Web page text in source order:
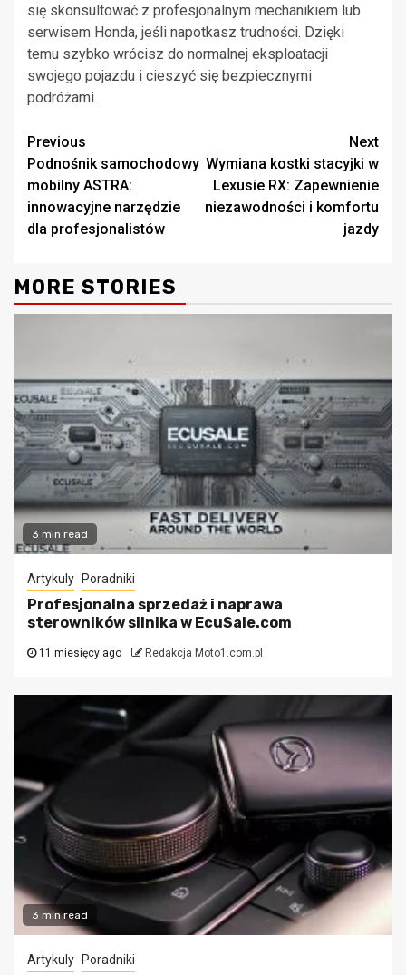
się skonsultować z profesjonalnym mechanikiem lub
serwisem Honda, jeśli napotkasz trudności. Dzięki
temu szybko wrócisz do normalnej eksploatacji
swojego pojazdu i cieszyć się bezpiecznymi
podróżami.
Continue
Reading
Previous
Podnośnik samochodowy
mobilny ASTRA:
innowacyjne narzędzie
dla profesjonalistów
Next
Wymiana kostki stacyjki w
Lexusie RX: Zapewnienie
niezawodności i komfortu
jazdy
MORE STORIES
3 min read
Artykuly Poradniki
Profesjonalna sprzedaż i naprawa
sterowników silnika w EcuSale.com
11 miesięcy ago Redakcja Moto1.com.pl
3 min read
Artykuly Poradniki